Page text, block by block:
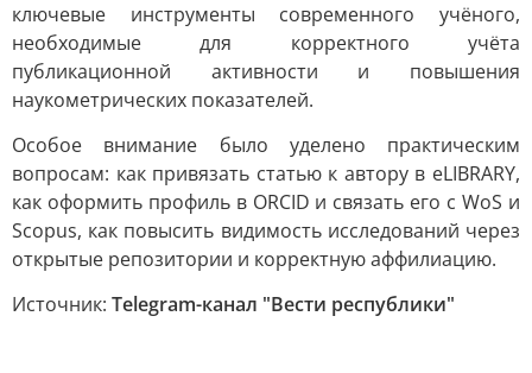
ключевые инструменты современного учёного,
необходимые для корректного учёта
публикационной активности и повышения
наукометрических показателей.
Особое внимание было уделено практическим
вопросам: как привязать статью к автору в eLIBRARY,
как оформить профиль в ORCID и связать его с WoS и
Scopus, как повысить видимость исследований через
открытые репозитории и корректную аффилиацию.
Источник: Telegram-канал "Вести республики"